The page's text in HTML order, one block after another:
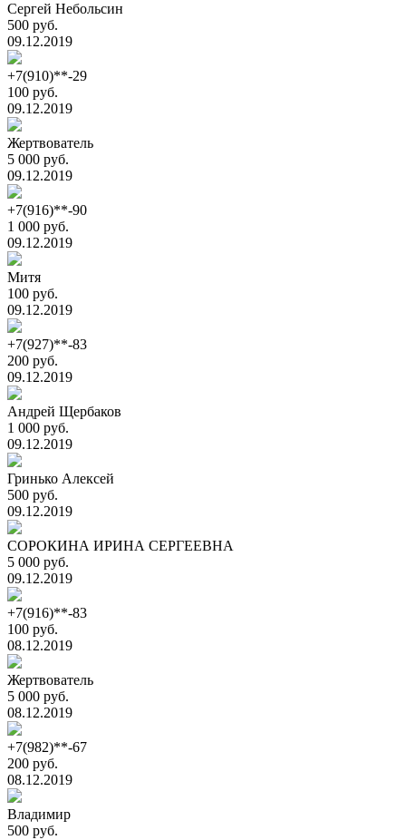
Сергей Небольсин
500 руб.
09.12.2019
+7(910)**-29
100 руб.
09.12.2019
Жертвователь
5 000 руб.
09.12.2019
+7(916)**-90
1 000 руб.
09.12.2019
Митя
100 руб.
09.12.2019
+7(927)**-83
200 руб.
09.12.2019
Андрей Щербаков
1 000 руб.
09.12.2019
Гринько Алексей
500 руб.
09.12.2019
СОРОКИНА ИРИНА СЕРГЕЕВНА
5 000 руб.
09.12.2019
+7(916)**-83
100 руб.
08.12.2019
Жертвователь
5 000 руб.
08.12.2019
+7(982)**-67
200 руб.
08.12.2019
Владимир
500 руб.